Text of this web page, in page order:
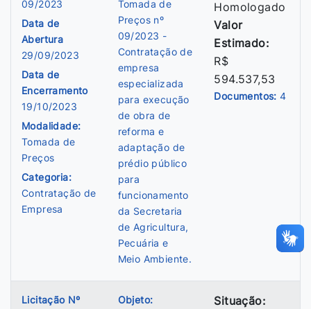
09/2023
Data de
Abertura
29/09/2023
Data de
Encerramento
19/10/2023
Modalidade:
Tomada de
Preços
Categoria:
Contratação de
Empresa
Tomada de
Preços nº
09/2023 -
Contratação de
empresa
especializada
para execução
de obra de
reforma e
adaptação de
prédio público
para
funcionamento
da Secretaria
de Agricultura,
Pecuária e
Meio Ambiente.
Homologado
Valor
Estimado:
R$
594.537,53
Documentos:4
Licitação Nº
Objeto:
Situação: